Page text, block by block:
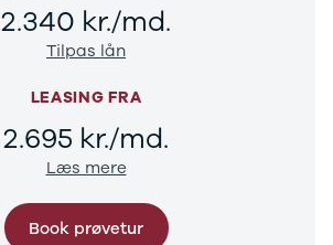
Transit 350
L2 Van
Transit 350
Transit 350
L3 Chassis
Transit 350
L4 Chassis
E-Transit
350 L2 Van
2.340 kr./md.
Tilpas lån
LEASING FRA
2.695 kr./md.
Læs mere
Book prøvetur